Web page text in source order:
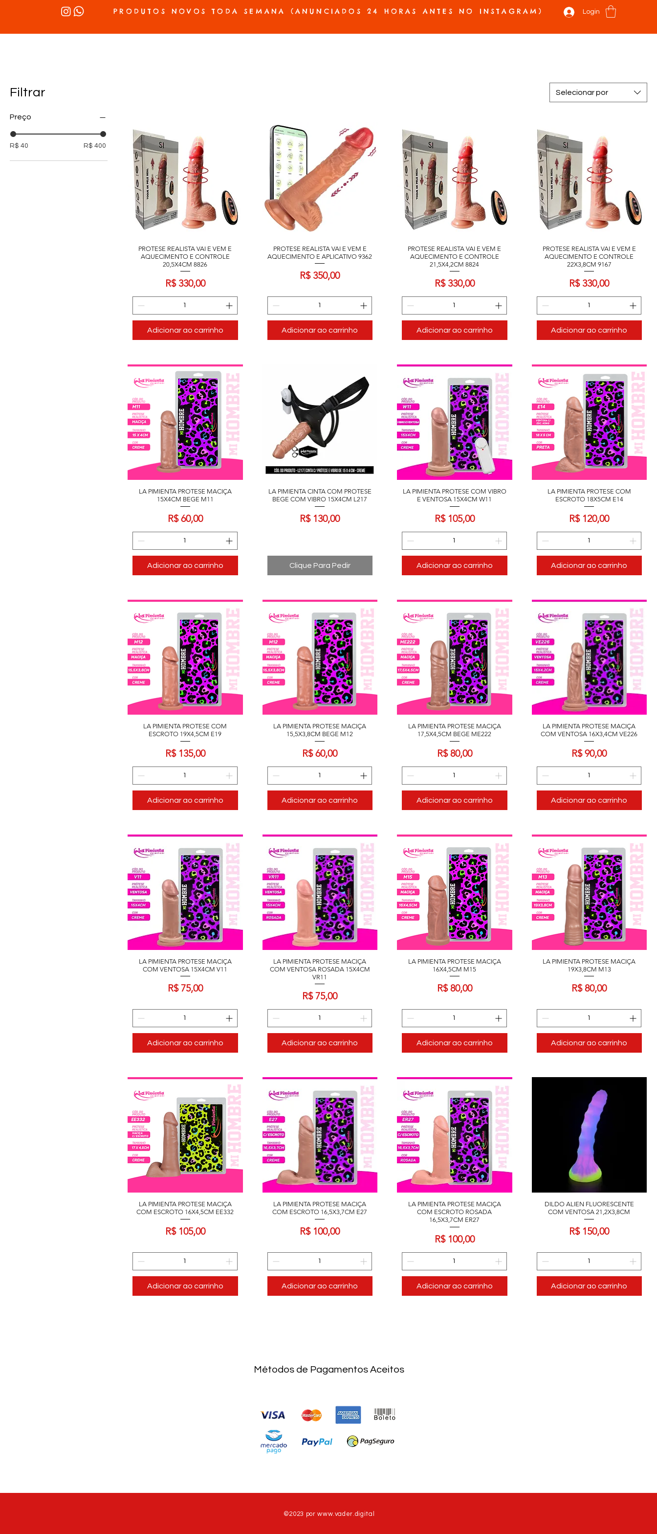
PRODUTOS NOVOS TODA SEMANA (ANUNCIADOS 24 HORAS ANTES NO INSTAGRAM) Login
Filtrar
Preço
R$ 40 R$ 400
Selecionar por
PROTESE REALISTA VAI E VEM E
AQUECIMENTO E CONTROLE
20,5X4CM 8826
Preço
R$ 330,00
Adicionar ao carrinho
PROTESE REALISTA VAI E VEM E
AQUECIMENTO E APLICATIVO 9362
Preço
R$ 350,00
Adicionar ao carrinho
PROTESE REALISTA VAI E VEM E
AQUECIMENTO E CONTROLE
21,5X4,2CM 8824
Preço
R$ 330,00
Adicionar ao carrinho
PROTESE REALISTA VAI E VEM E
AQUECIMENTO E CONTROLE
22X3,8CM 9167
Preço
R$ 330,00
Adicionar ao carrinho
LA PIMIENTA PROTESE MACIÇA
15X4CM BEGE M11
Preço
R$ 60,00
Adicionar ao carrinho
LA PIMIENTA CINTA COM PROTESE
BEGE COM VIBRO 15X4CM L217
Preço
R$ 130,00
Clique Para Pedir
LA PIMIENTA PROTESE COM VIBRO
E VENTOSA 15X4CM W11
Preço
R$ 105,00
Adicionar ao carrinho
LA PIMIENTA PROTESE COM
ESCROTO 18X5CM E14
Preço
R$ 120,00
Adicionar ao carrinho
LA PIMIENTA PROTESE COM
ESCROTO 19X4,5CM E19
Preço
R$ 135,00
Adicionar ao carrinho
LA PIMIENTA PROTESE MACIÇA
15,5X3,8CM BEGE M12
Preço
R$ 60,00
Adicionar ao carrinho
LA PIMIENTA PROTESE MACIÇA
17,5X4,5CM BEGE ME222
Preço
R$ 80,00
Adicionar ao carrinho
LA PIMIENTA PROTESE MACIÇA
COM VENTOSA 16X3,4CM VE226
Preço
R$ 90,00
Adicionar ao carrinho
LA PIMIENTA PROTESE MACIÇA
COM VENTOSA 15X4CM V11
Preço
R$ 75,00
Adicionar ao carrinho
LA PIMIENTA PROTESE MACIÇA
COM VENTOSA ROSADA 15X4CM
VR11
Preço
R$ 75,00
Adicionar ao carrinho
LA PIMIENTA PROTESE MACIÇA
16X4,5CM M15
Preço
R$ 80,00
Adicionar ao carrinho
LA PIMIENTA PROTESE MACIÇA
19X3,8CM M13
Preço
R$ 80,00
Adicionar ao carrinho
LA PIMIENTA PROTESE MACIÇA
COM ESCROTO 16X4,5CM EE332
Preço
R$ 105,00
Adicionar ao carrinho
LA PIMIENTA PROTESE MACIÇA
COM ESCROTO 16,5X3,7CM E27
Preço
R$ 100,00
Adicionar ao carrinho
LA PIMIENTA PROTESE MACIÇA
COM ESCROTO ROSADA
16,5X3,7CM ER27
Preço
R$ 100,00
Adicionar ao carrinho
DILDO ALIEN FLUORESCENTE
COM VENTOSA 21,2X3,8CM
Preço
R$ 150,00
Adicionar ao carrinho
Métodos de Pagamentos Aceitos
©2023 porwww.vader.digital